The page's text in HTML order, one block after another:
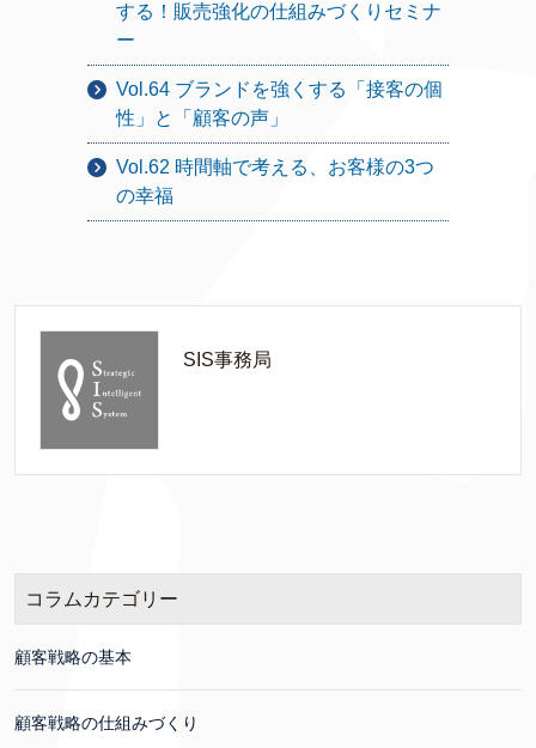
する！販売強化の仕組みづくりセミナ
ー
Vol.64 ブランドを強くする「接客の個
性」と「顧客の声」
Vol.62 時間軸で考える、お客様の3つ
の幸福
SIS事務局
コラムカテゴリー
顧客戦略の基本
顧客戦略の仕組みづくり